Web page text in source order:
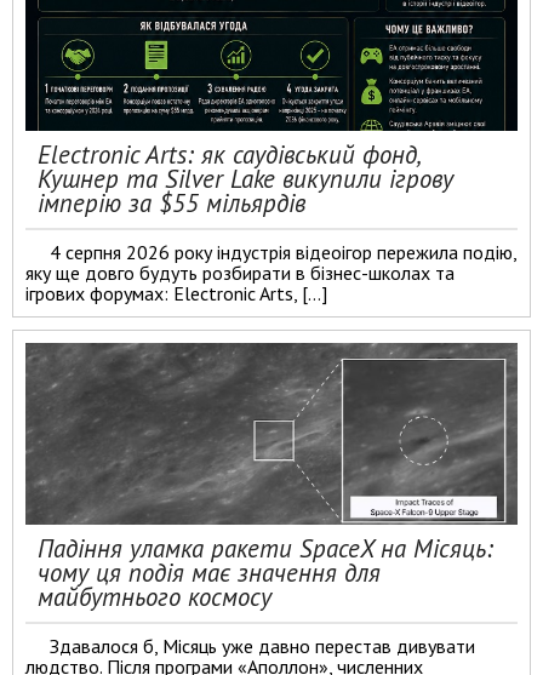
Electronic Arts: як саудівський фонд,
Кушнер та Silver Lake викупили ігрову
імперію за $55 мільярдів
4 серпня 2026 року індустрія відеоігор пережила подію,
яку ще довго будуть розбирати в бізнес-школах та
ігрових форумах: Electronic Arts, […]
Падіння уламка ракети SpaceX на Місяць:
чому ця подія має значення для
майбутнього космосу
Здавалося б, Місяць уже давно перестав дивувати
людство. Після програми «Аполлон», численних